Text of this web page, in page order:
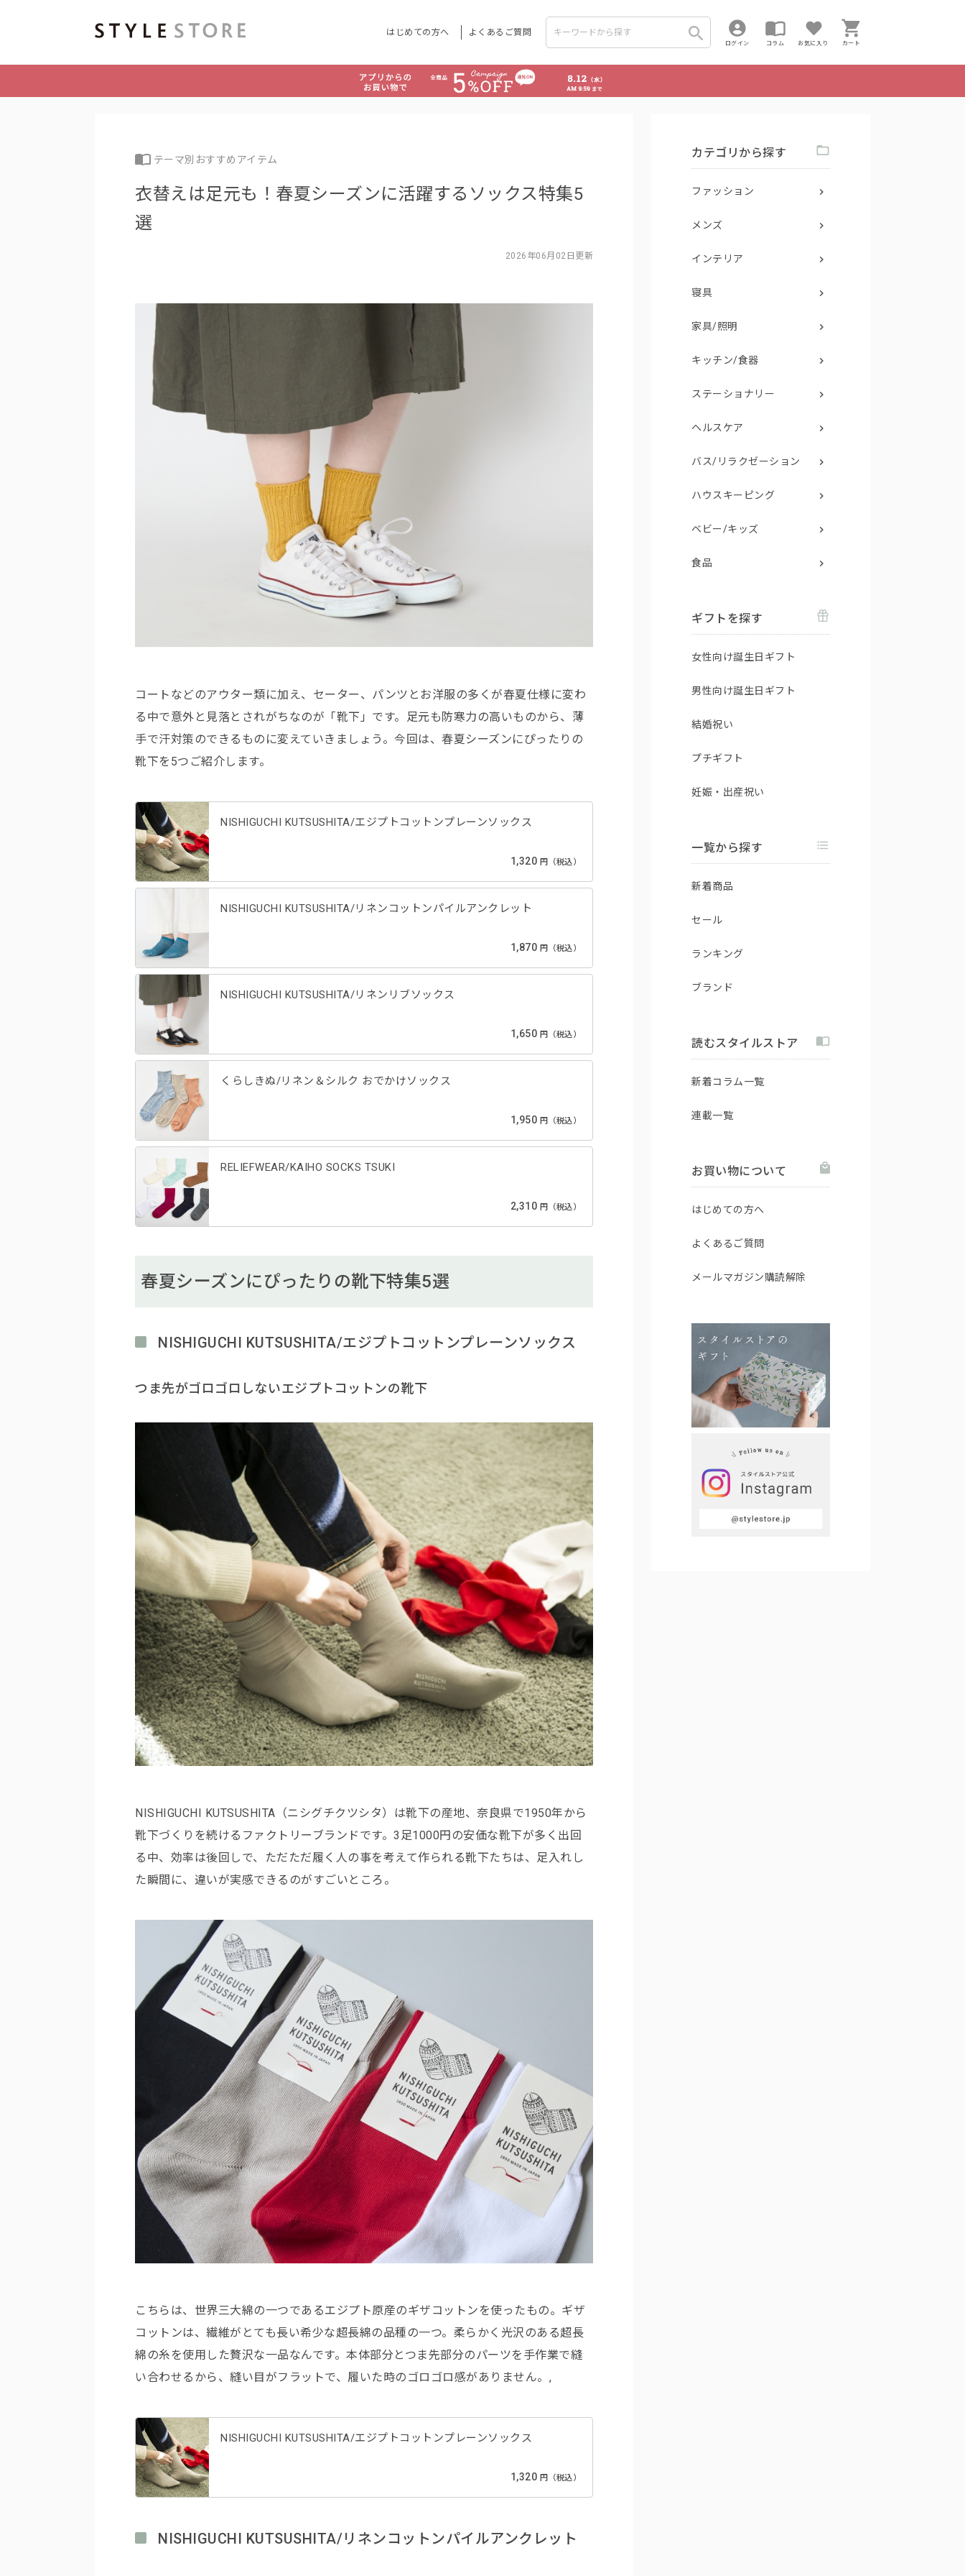
はじめての方へ よくあるご質問
ログイン コラム お気に入り カート
テーマ別おすすめアイテム
衣替えは足元も！春夏シーズンに活躍するソックス特集5
選
2026年06月02日更新
コートなどのアウター類に加え、セーター、パンツとお洋服の多くが春夏仕様に変わ
る中で意外と見落とされがちなのが「靴下」です。足元も防寒力の高いものから、薄
手で汗対策のできるものに変えていきましょう。今回は、春夏シーズンにぴったりの
靴下を5つご紹介します。
NISHIGUCHI KUTSUSHITA/エジプトコットンプレーンソックス
1,320 円（税込）
NISHIGUCHI KUTSUSHITA/リネンコットンパイルアンクレット
1,870 円（税込）
NISHIGUCHI KUTSUSHITA/リネンリブソックス
1,650 円（税込）
くらしきぬ/リネン＆シルク おでかけソックス
1,950 円（税込）
RELIEFWEAR/KAIHO SOCKS TSUKI
2,310 円（税込）
春夏シーズンにぴったりの靴下特集5選
NISHIGUCHI KUTSUSHITA/エジプトコットンプレーンソックス
つま先がゴロゴロしないエジプトコットンの靴下
NISHIGUCHI KUTSUSHITA（ニシグチクツシタ）は靴下の産地、奈良県で1950年から
靴下づくりを続けるファクトリーブランドです。3足1000円の安価な靴下が多く出回
る中、効率は後回しで、ただただ履く人の事を考えて作られる靴下たちは、足入れし
た瞬間に、違いが実感できるのがすごいところ。
こちらは、世界三大綿の一つであるエジプト原産のギザコットンを使ったもの。ギザ
コットンは、繊維がとても長い希少な超長綿の品種の一つ。柔らかく光沢のある超長
綿の糸を使用した贅沢な一品なんです。本体部分とつま先部分のパーツを手作業で縫
い合わせるから、縫い目がフラットで、履いた時のゴロゴロ感がありません。,
NISHIGUCHI KUTSUSHITA/エジプトコットンプレーンソックス
1,320 円（税込）
NISHIGUCHI KUTSUSHITA/リネンコットンパイルアンクレット
カテゴリから探す
ファッション
メンズ
インテリア
寝具
家具/照明
キッチン/食器
ステーショナリー
ヘルスケア
バス/リラクゼーション
ハウスキーピング
ベビー/キッズ
食品
ギフトを探す
女性向け誕生日ギフト
男性向け誕生日ギフト
結婚祝い
プチギフト
妊娠・出産祝い
一覧から探す
新着商品
セール
ランキング
ブランド
読むスタイルストア
新着コラム一覧
連載一覧
お買い物について
はじめての方へ
よくあるご質問
メールマガジン購読解除